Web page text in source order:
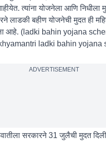
त्यांना योजनेला आणि
लाडकी बहीण योजनेची मुदत ही
आहे. (ladki bahin yojana
ladki bahin yojana
ADVERTISEMENT
सरकारने 31 जुलैची मुदत दिली